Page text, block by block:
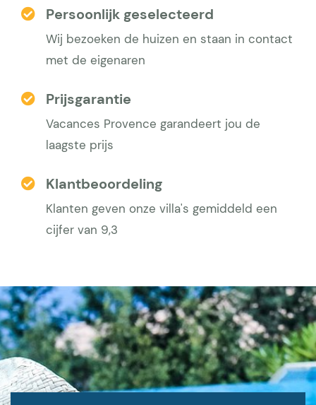
Persoonlijk geselecteerd
Wij bezoeken de huizen en staan in contact
met de eigenaren
Prijsgarantie
Vacances Provence garandeert jou de
laagste prijs
Klantbeoordeling
Klanten geven onze villa's gemiddeld een
cijfer van 9,3